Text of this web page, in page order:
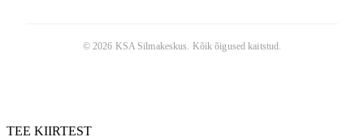
© 2026 KSA Silmakeskus. Kõik õigused kaitstud.
TEE KIIRTEST